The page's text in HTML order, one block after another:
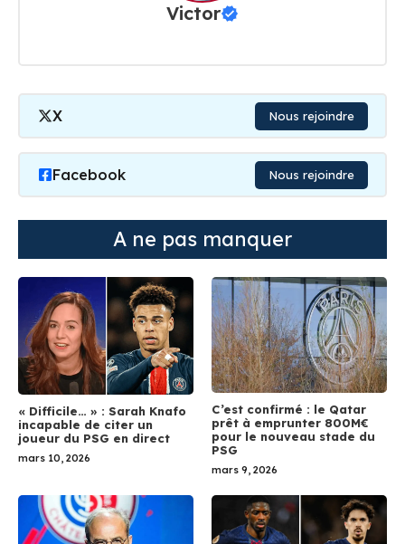
Victor
X Nous rejoindre
Facebook Nous rejoindre
A ne pas manquer
« Difficile… » : Sarah Knafo
incapable de citer un
joueur du PSG en direct
mars 10, 2026
C’est confirmé : le Qatar
prêt à emprunter 800M€
pour le nouveau stade du
PSG
mars 9, 2026